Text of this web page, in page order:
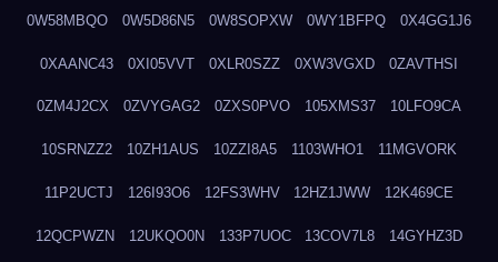
0W58MBQO 0W5D86N5 0W8SOPXW 0WY1BFPQ 0X4GG1J6
0XAANC43 0XI05VVT 0XLR0SZZ 0XW3VGXD 0ZAVTHSI
0ZM4J2CX 0ZVYGAG2 0ZXS0PVO 105XMS37 10LFO9CA
10SRNZZ2 10ZH1AUS 10ZZI8A5 1103WHO1 11MGVORK
11P2UCTJ 126I93O6 12FS3WHV 12HZ1JWW 12K469CE
12QCPWZN 12UKQO0N 133P7UOC 13COV7L8 14GYHZ3D